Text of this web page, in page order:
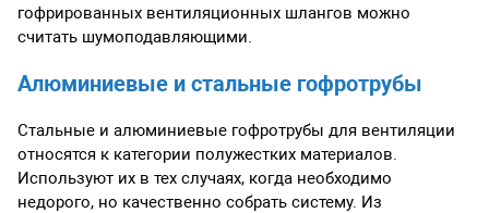
гофрированных вентиляционных шлангов можно
считать шумоподавляющими.
Алюминиевые и стальные гофротрубы
Стальные и алюминиевые гофротрубы для вентиляции
относятся к категории полужестких материалов.
Используют их в тех случаях, когда необходимо
недорого, но качественно собрать систему. Из